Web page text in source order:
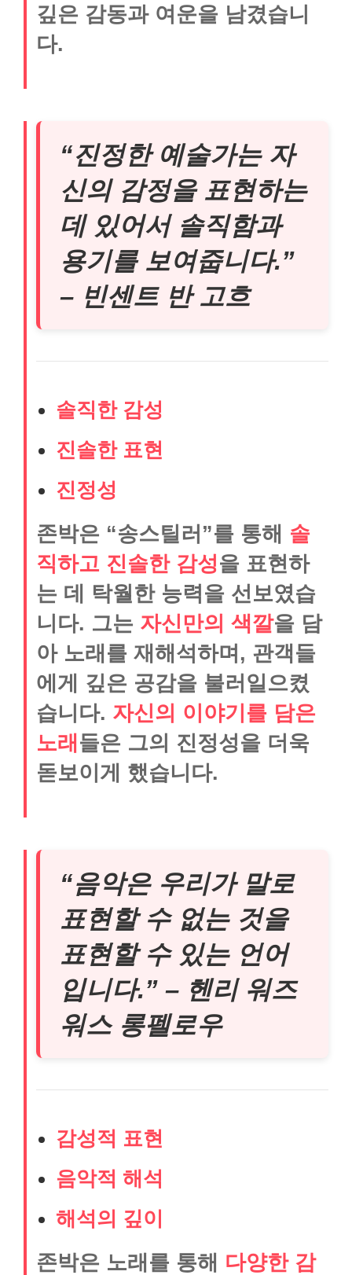
깊은 감동과 여운을 남겼습니
다.
“진정한 예술가는 자
신의 감정을 표현하는
데 있어서 솔직함과
용기를 보여줍니다.”
– 빈센트 반 고흐
솔직한 감성
진솔한 표현
진정성
존박은 “송스틸러”를 통해 솔
직하고 진솔한 감성을 표현하
는 데 탁월한 능력을 선보였습
니다. 그는 자신만의 색깔을 담
아 노래를 재해석하며, 관객들
에게 깊은 공감을 불러일으켰
습니다. 자신의 이야기를 담은
노래 들은 그의 진정성을 더욱
돋보이게 했습니다.
“음악은 우리가 말로
표현할 수 없는 것을
표현할 수 있는 언어
입니다.” – 헨리 워즈
워스 롱펠로우
감성적 표현
음악적 해석
해석의 깊이
존박은 노래를 통해 다양한 감